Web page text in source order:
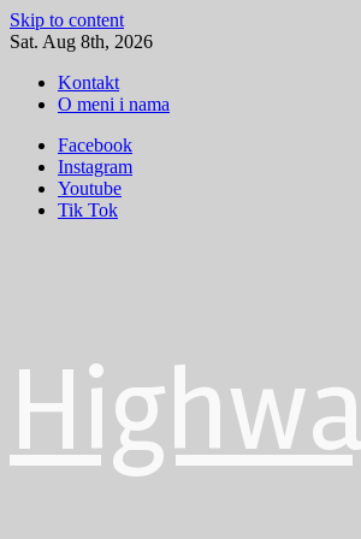
Skip to content
Sat. Aug 8th, 2026
Kontakt
O meni i nama
Facebook
Instagram
Youtube
Tik Tok